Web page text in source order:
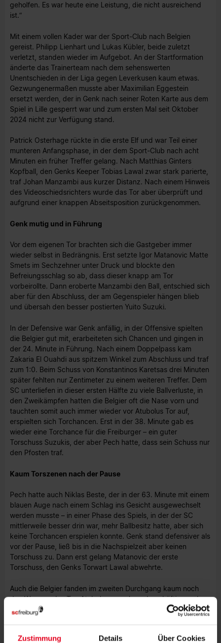
Zustimmung Details Über Cookies
geholfen. Es war heute eine Leistung, die nicht ausreichend
ist.“
Mit einem vollen Kader war der Sport-Club nach Belgien
gereist. Philipp Lienhart und Lukas Kübler, beide zuletzt
verletzt, standen wieder im Aufgebot. An der Startformation
änderte das Trainerteam nach dem sehenswerten
Unentschieden in der Liga gegen Leverkusen kaum etwas.
Gezwungenermaßen musste aber Maximilian Eggestein
ersetzt werden, der in Genk nach seiner Roten Karte aus dem
Spiel in Lille gesperrt war und zum ersten Mal seit Oktober
2024 nicht zur Verfügung stand.
Patrick Osterhage rückte in die erste Elf und war Teil einer
munteren Anfangsphase, in der dem Sport-Club nach acht
Minuten ein früher Treffer gelang. Nach Matthias Ginters
Kopfball, den Genks Keeper Tobias Lawal zwar stark parierte,
traf Johan Manzambi aus kurzer Distanz. Nach einem Hinweis
des Videoschiedsrichters wurde das Tor aber überprüft und
aufgrund einer knappen Abseitsposition zurückgenommen.
Genk mutig und in Führung
Vor dem eigenen Tor brachten sich die Gastgeber immer
wieder selbst in Bedrängnis. Erst setzte Igor Matanovic Matte
Smets im Sechzehner unter Druck und blockte den
Befreiungsschlag so ab, dass dieser knapp am Tor
vorbeirollte. Dann eroberte Manzambi den Ball, entschied sich
aber für den Abschluss, der am Gegenspieler hängen blieb
und übersah den besser postierten Yuito Suzuki.
In der Defensive war Genk anfällig, in der Offensive spielten
die Belgier gut mit, erarbeiteten sich Chancen und gingen in
der 24. Minute in Führung. Nach einem Doppelpass kam
Zakaria El Ouahdi aus spitzem Winkel zum Abschluss und traf
zum 1:0. Beim Schuss von Konstantinos Karetsas drei Minuten
später fehlten nur Zentimeter zu einem weiteren Treffer. Dem
SC unterliefen in dieser ersten Hälfte zu viele Ballverluste, in
den Zweikämpfen hatten die Belgier oft die Nase vorn und
tauchten somit auch immer wieder vor Atubolus Tor auf,
erspielten sich Torchancen. Erst in der 38. Minute gab es
wieder eine Torchance für die Freiburger – ein guter
Torschuss Suzukis, der aber Pech hatte, dass sein Schuss nur
den Pfosten traf.
Kaum Torszenen nach der Pause
Pech hatte auch Niklas Beste, der in der 63. Minute mit einem
blauen Auge nach einem Schlag ins Gesicht ausgewechselt
werden musste – in einer Phase des Spiels, in der der SC
mittlerweile besser drin war, mehr Ballbesitz hatte, aber sich
keine Torchancen erspielen konnte. Genk stand defensiver als
vor der Pause, ließ bis in die Nachspielzeit aber keinen
Torschuss zu. Dann erst gelang Matanovic der erste
Torschuss, den Genks Torwart Lawal abwehrte.
Auch die Belgier fanden im zweiten Durchgang kaum noch
den Weg vor das Tor, Atubolu war nahezu beschäftigungslos
und der SC muss im Rückspiel am 19. März einen Rückstand